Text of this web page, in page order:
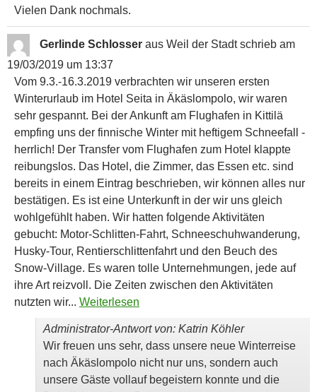
Vielen Dank nochmals.
Gerlinde Schlosser aus Weil der Stadt schrieb am
19/03/2019 um 13:37
Vom 9.3.-16.3.2019 verbrachten wir unseren ersten
Winterurlaub im Hotel Seita in Äkäslompolo, wir waren
sehr gespannt. Bei der Ankunft am Flughafen in Kittilä
empfing uns der finnische Winter mit heftigem Schneefall -
herrlich! Der Transfer vom Flughafen zum Hotel klappte
reibungslos. Das Hotel, die Zimmer, das Essen etc. sind
bereits in einem Eintrag beschrieben, wir können alles nur
bestätigen. Es ist eine Unterkunft in der wir uns gleich
wohlgefühlt haben. Wir hatten folgende Aktivitäten
gebucht: Motor-Schlitten-Fahrt, Schneeschuhwanderung,
Husky-Tour, Rentierschlittenfahrt und den Beuch des
Snow-Village. Es waren tolle Unternehmungen, jede auf
ihre Art reizvoll. Die Zeiten zwischen den Aktivitäten
nutzten wir... Weiterlesen
Administrator-Antwort von: Katrin Köhler
Wir freuen uns sehr, dass unsere neue Winterreise
nach Äkäslompolo nicht nur uns, sondern auch
unsere Gäste vollauf begeistern konnte und die